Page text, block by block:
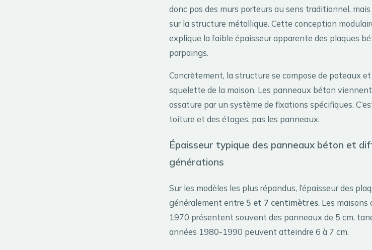
donc pas des murs porteurs au sens traditionnel,
sur la structure métallique. Cette conception
explique la faible épaisseur apparente des plaques
parpaings.
Concrètement, la structure se compose de poteaux
squelette de la maison. Les panneaux béton
ossature par un système de fixations spécifiques.
toiture et des étages, pas les panneaux.
Épaisseur typique des panneaux béton et
générations
Sur les modèles les plus répandus, l’épaisseur des
généralement entre 5 et 7 centimètres. Les
1970 présentent souvent des panneaux de 5 cm,
années 1980-1990 peuvent atteindre 6 à 7 cm.